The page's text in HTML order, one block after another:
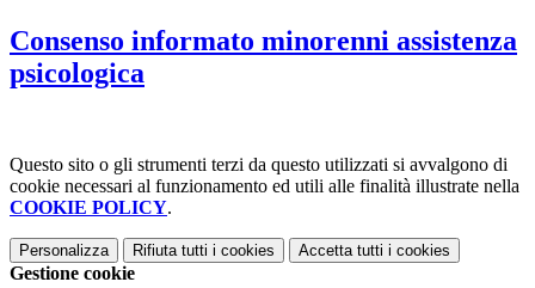
Consenso informato minorenni assistenza
psicologica
Questo sito o gli strumenti terzi da questo utilizzati si avvalgono di
cookie necessari al funzionamento ed utili alle finalità illustrate nella
COOKIE POLICY.
Personalizza Rifiuta tutti i cookies Accetta tutti i cookies
Gestione cookie